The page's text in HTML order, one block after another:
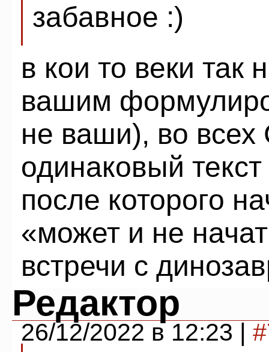
забавное :)
в кои то веки так
вашим
не ваши), во
одинаковый
после которого
«может и не
встречи с
Редактор
26/12/2022 в 12:23 |